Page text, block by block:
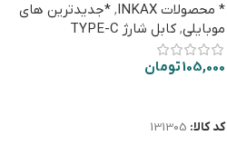
* محصولات INKAX
, *جدیدترین های
موبایلی, کابل شارژ TYPE-C
105,000تومان
کد کالا: 131305